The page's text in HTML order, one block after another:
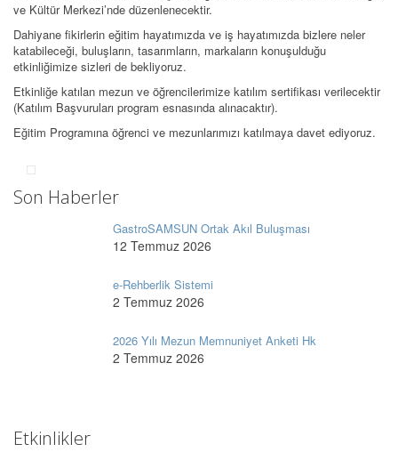
ve Kültür Merkezi’nde düzenlenecektir.
Dahiyane fikirlerin eğitim hayatımızda ve iş hayatımızda bizlere neler
katabileceği, buluşların, tasarımların, markaların konuşulduğu
etkinliğimize sizleri de bekliyoruz.
Etkinliğe katılan mezun ve öğrencilerimize katılım sertifikası verilecektir
(Katılım Başvuruları program esnasında alınacaktır).
Eğitim Programına öğrenci ve mezunlarımızı katılmaya davet ediyoruz.
Son Haberler
GastroSAMSUN Ortak Akıl Buluşması
12 Temmuz 2026
e-Rehberlik Sistemi
2 Temmuz 2026
2026 Yılı Mezun Memnuniyet Anketi Hk
2 Temmuz 2026
Etkinlikler